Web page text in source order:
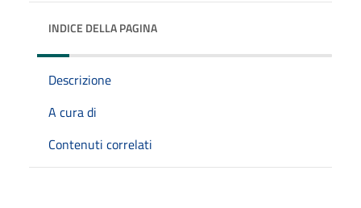
INDICE DELLA PAGINA
Descrizione
A cura di
Contenuti correlati